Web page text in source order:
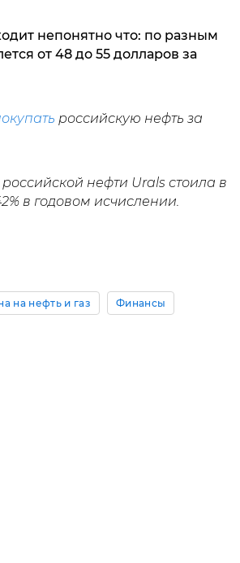
непонятно что: по разным
от 48 до 55 долларов за
российскую нефть за
нефти Urals стоила в
в годовом исчислении.
на нефть и газ Финансы